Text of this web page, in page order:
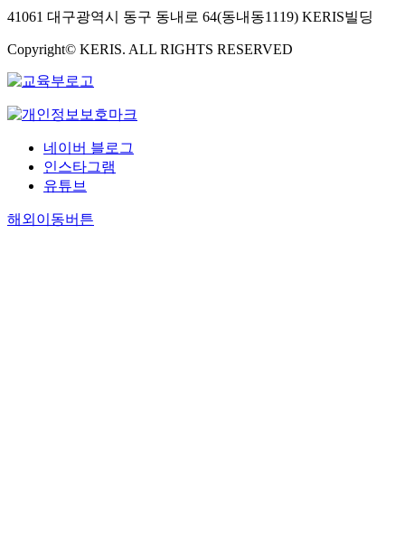
41061 대구광역시 동구 동내로 64(동내동1119) KERIS빌딩
Copyright© KERIS. ALL RIGHTS RESERVED
네이버 블로그
인스타그램
유튜브
해외이동버튼